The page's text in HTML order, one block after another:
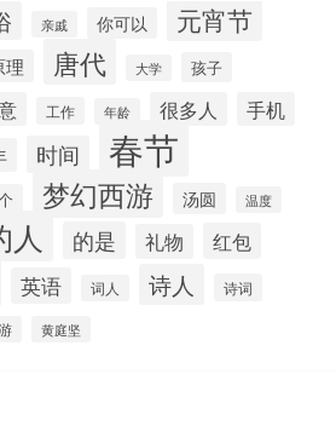
亲戚 你可以 元宵节
理 唐代 大学 孩子
工作 年龄 很多人 手机
时间 春节
梦幻西游 汤圆 温度
人 的是 礼物 红包
英语 词人 诗人 诗词
黄庭坚